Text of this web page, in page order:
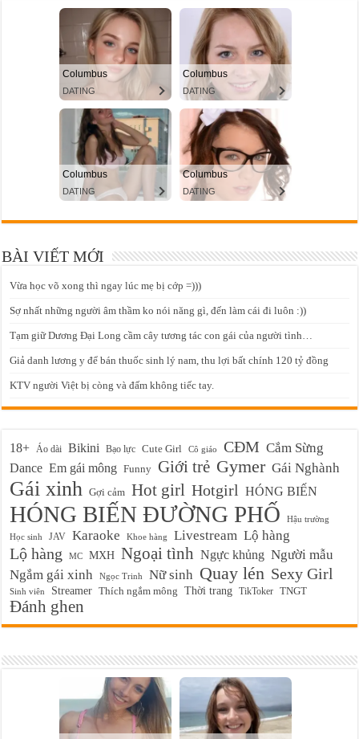
BÀI VIẾT MỚI
Vừa học võ xong thì ngay lúc mẹ bị cớp =)))
Sợ nhất những người âm thầm ko nói năng gì, đến làm cái đi luôn :))
Tạm giữ Dương Đại Long cầm cây tương tác con gái của người tình…
Giả danh lương y để bán thuốc sinh lý nam, thu lợi bất chính 120 tỷ đồng
KTV người Việt bị còng và đấm không tiếc tay.
18+ Áo dài Bikini Bạo lực Cute Girl Cô giáo CĐM Cắm Sừng
Dance Em gái mông Funny Giới trẻ Gymer Gái Nghành
Gái xinh Gợi cảm Hot girl Hotgirl HÓNG BIẾN
HÓNG BIẾN ĐƯỜNG PHỐ
Hậu trường
Học sinh
JAV Karaoke Khoe hàng Livestream Lộ hàng
Lộ hàng MC MXH Ngoại tình Ngực khủng Người mẫu
Ngắm gái xinh
Ngọc Trinh Nữ sinh Quay lén Sexy Girl
Sinh viên Streamer Thích ngắm mông Thời trang TikToker TNGT
Đánh ghen